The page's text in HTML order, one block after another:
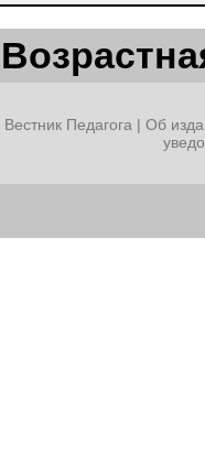
Вестник Педагога | Об